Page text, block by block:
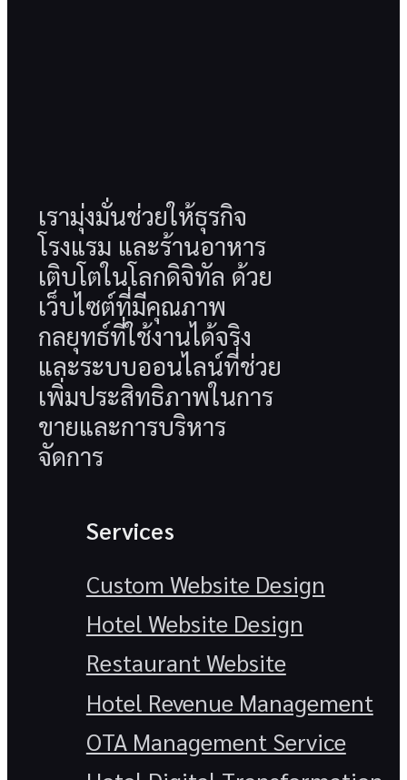
เรามุ่งมั่นช่วยให้ธุรกิจ
โรงแรม และร้านอาหาร
เติบโตในโลกดิจิทัล ด้วย
เว็บไซต์ที่มีคุณภาพ
กลยุทธ์ที่ใช้งานได้จริง
และระบบออนไลน์ที่ช่วย
เพิ่มประสิทธิภาพในการ
ขายและการบริหาร
จัดการ
Services
Custom Website Design
Hotel Website Design
Restaurant Website
Hotel Revenue Management
OTA Management Service